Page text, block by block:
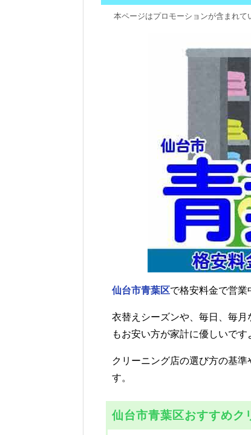
本ページはプロモーションが含まれて
仙台市青葉区で格安料金で営業
衣替えシーズンや、毎日、毎
もお安い方が家計に優しいです
クリーニング店の選び方の基準
す。
仙台市青葉区おすすめク